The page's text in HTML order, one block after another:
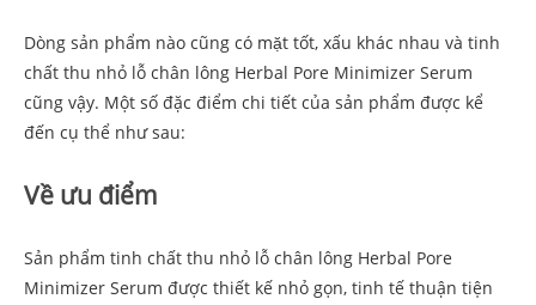
Dòng sản phẩm nào cũng có mặt tốt, xấu khác nhau và tinh
chất thu nhỏ lỗ chân lông Herbal Pore Minimizer Serum
cũng vậy. Một số đặc điểm chi tiết của sản phẩm được kể
đến cụ thể như sau:
Về ưu điểm
Sản phẩm tinh chất thu nhỏ lỗ chân lông Herbal Pore
Minimizer Serum được thiết kế nhỏ gọn, tinh tế thuận tiện